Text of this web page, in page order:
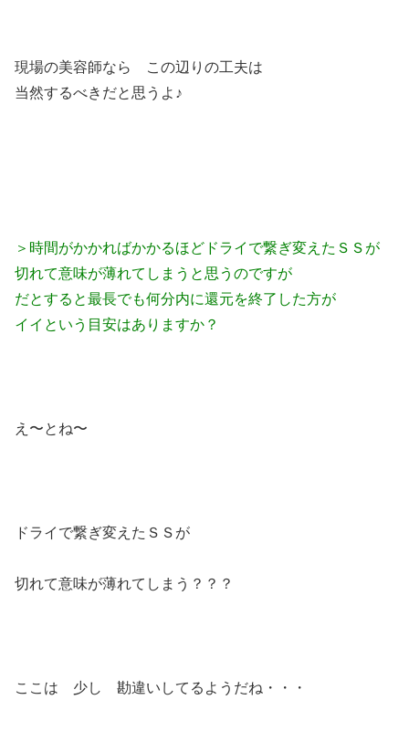
現場の美容師なら この辺りの工夫は
当然するべきだと思うよ♪
＞時間がかかればかかるほどドライで繋ぎ変えたＳＳが
切れて意味が薄れてしまうと思うのですが
だとすると最長でも何分内に還元を終了した方が
イイという目安はありますか？
え〜とね〜
ドライで繋ぎ変えたＳＳが
切れて意味が薄れてしまう？？？
ここは 少し 勘違いしてるようだね・・・